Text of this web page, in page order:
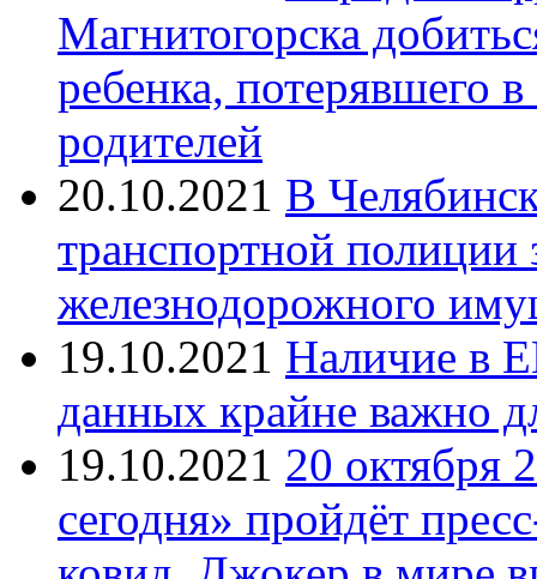
Магнитогорска
ребенка, потерявшего
родителей
20.10.2021 В
транспортной
железнодорожного
19.10.2021 Наличие в
данных крайне важно
19.10.2021 20 октября
сегодня» пройдёт